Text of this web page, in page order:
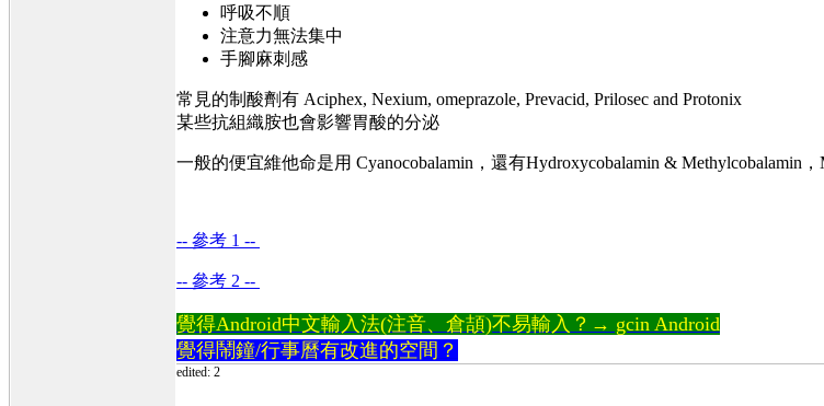
呼吸不順
注意力無法集中
手腳麻刺感
常見的制酸劑有 Aciphex, Nexium, omeprazole, Prevacid, Prilosec and Protonix
某些抗組織胺也會影響胃酸的分泌
一般的便宜維他命是用 Cyanocobalamin，還有Hydroxycobalamin & Methylcobalamin
-- 參考 1 --
-- 參考 2 --
覺得Android中文輸入法(注音、倉頡)不易輸入？→ gcin Android
覺得鬧鐘/行事曆有改進的空間？
edited: 2